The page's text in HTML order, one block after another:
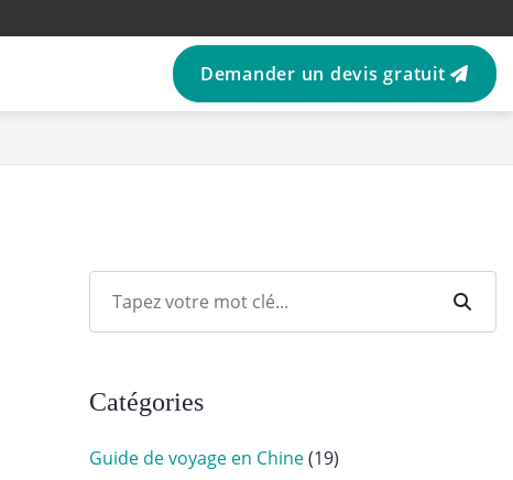
Demander un devis gratuit
Catégories
Guide de voyage en Chine(19)